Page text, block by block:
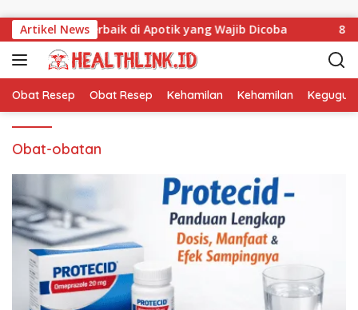
Artikel News
Asam Urat Terbaik di Apotik yang Wajib Dicoba 8
Obat Resep Obat Resep Kehamilan Kehamilan
Obat-obatan